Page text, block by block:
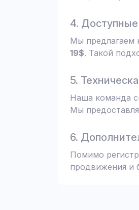
4.
Мы предлагаем
19$. Такой
5.
Наша команда
Мы
6.
Помимо
продвижения и